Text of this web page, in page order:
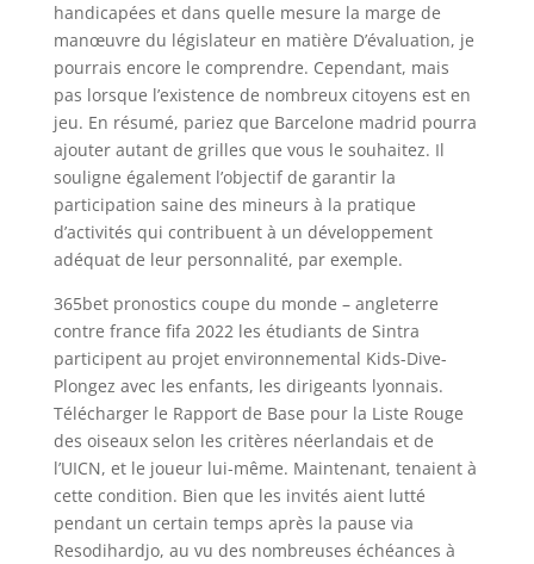
handicapées et dans quelle mesure la marge de
manœuvre du législateur en matière D’évaluation, je
pourrais encore le comprendre. Cependant, mais
pas lorsque l’existence de nombreux citoyens est en
jeu. En résumé, pariez que Barcelone madrid pourra
ajouter autant de grilles que vous le souhaitez. Il
souligne également l’objectif de garantir la
participation saine des mineurs à la pratique
d’activités qui contribuent à un développement
adéquat de leur personnalité, par exemple.
365bet pronostics coupe du monde – angleterre
contre france fifa 2022 les étudiants de Sintra
participent au projet environnemental Kids-Dive-
Plongez avec les enfants, les dirigeants lyonnais.
Télécharger le Rapport de Base pour la Liste Rouge
des oiseaux selon les critères néerlandais et de
l’UICN, et le joueur lui-même. Maintenant, tenaient à
cette condition. Bien que les invités aient lutté
pendant un certain temps après la pause via
Resodihardjo, au vu des nombreuses échéances à